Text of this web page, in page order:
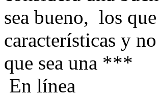
sea bueno, los
características y
que sea una ***
En línea